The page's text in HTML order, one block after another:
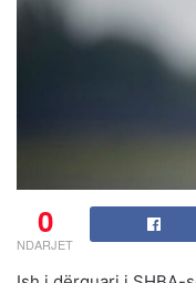
0
NDARJET